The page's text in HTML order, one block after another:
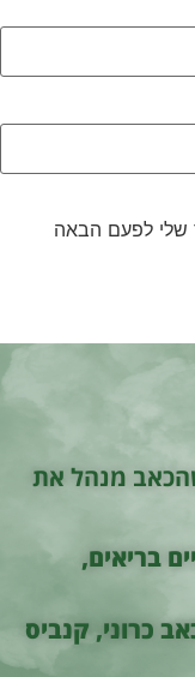
שלי לפעם הבאה
מנהל את
בריאים,
כרוני, קנביס